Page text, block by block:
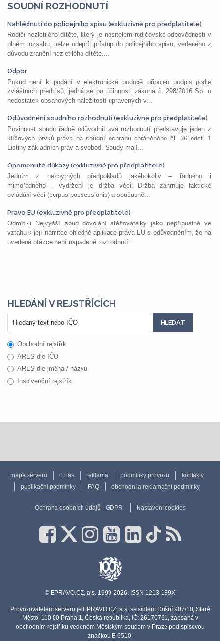
SOUDNÍ ROZHODNUTÍ
Nahlédnutí do policejního spisu (exkluzivně pro předplatitele)
Rodiči nezletilého dítěte, který je nositelem rodičovské odpovědnosti v
plném rozsahu, nelze odepřít přístup do policejního spisu, vedeného z
důvodu zranění nezletilého dítěte,...
Odpor
Pokud není k podání v elektronické podobě připojen podpis podle
zvláštních předpisů, jedná se po účinnosti zákona č. 298/2016 Sb. o
nedostatek obsahových náležitostí upravených v...
Odůvodnění soudního rozhodnutí (exkluzivně pro předplatitele)
Povinnost soudů řádně odůvodnit svá rozhodnutí představuje jeden z
klíčových prvků práva na soudní ochranu chráněného čl. 36 odst. 1
Listiny základních práv a svobod. Soudy mají...
Opomenuté důkazy (exkluzivně pro předplatitele)
Jedním z nezbytných předpokladů jakéhokoliv – řádného i
mimořádného – vydržení je držba věci. Držba zahrnuje faktické
ovládání věci (corpus possessionis) a současně...
Právo EU (exkluzivně pro předplatitele)
Odmítl-li Nejvyšší soud dovolání stěžovatelky jako nepřípustné ve
vztahu k její námitce ohledně aplikace práva EU s odůvodněním, že na
uvedené otázce není napadené rozhodnutí...
HLEDÁNÍ V REJSTŘÍCÍCH
Obchodní rejstřík
ARES dle IČO
ARES dle jména / názvu
Insolvenční rejstřík
mapa serveru o nás reklama podmínky provozu
kontakty
publikační podmínky
FAQ obchodní a reklamační podmínky
Ochrana osobních údajů - GDPR Nastavení cookies
© EPRAVO.CZ, a.s. 1999-2026, ISSN 1213-189X
Provozovatelem serveru je EPRAVO.CZ, a.s. se sídlem Dušní 907/10, Staré
Město, 110 00 Praha 1, Česká republika, IČ: 26170761, zapsaná v
obchodním rejstříku vedeném Městským soudem v Praze pod spisovou
značkou B 6510.